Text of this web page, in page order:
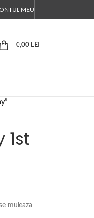
MEU
0,00 LEI
1st
muleaza